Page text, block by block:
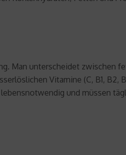
Man unterscheidet zwischen
Vitamine (C, B1,
und müssen